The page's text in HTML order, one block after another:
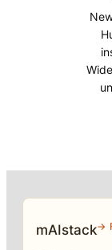
mAIstack→